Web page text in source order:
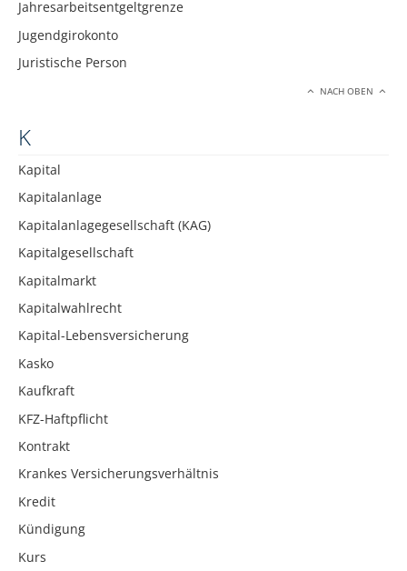
Jahresarbeitsentgeltgrenze
Jugendgirokonto
Juristische Person
NACH OBEN
K
Kapital
Kapitalanlage
Kapitalanlagegesellschaft (KAG)
Kapitalgesellschaft
Kapitalmarkt
Kapitalwahlrecht
Kapital-Lebensversicherung
Kasko
Kaufkraft
KFZ-Haftpflicht
Kontrakt
Krankes Versicherungsverhältnis
Kredit
Kündigung
Kurs